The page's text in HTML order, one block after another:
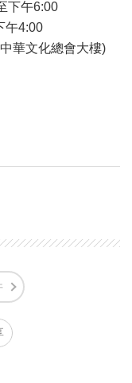
下午6:00
午4:00
華文化總會大樓)